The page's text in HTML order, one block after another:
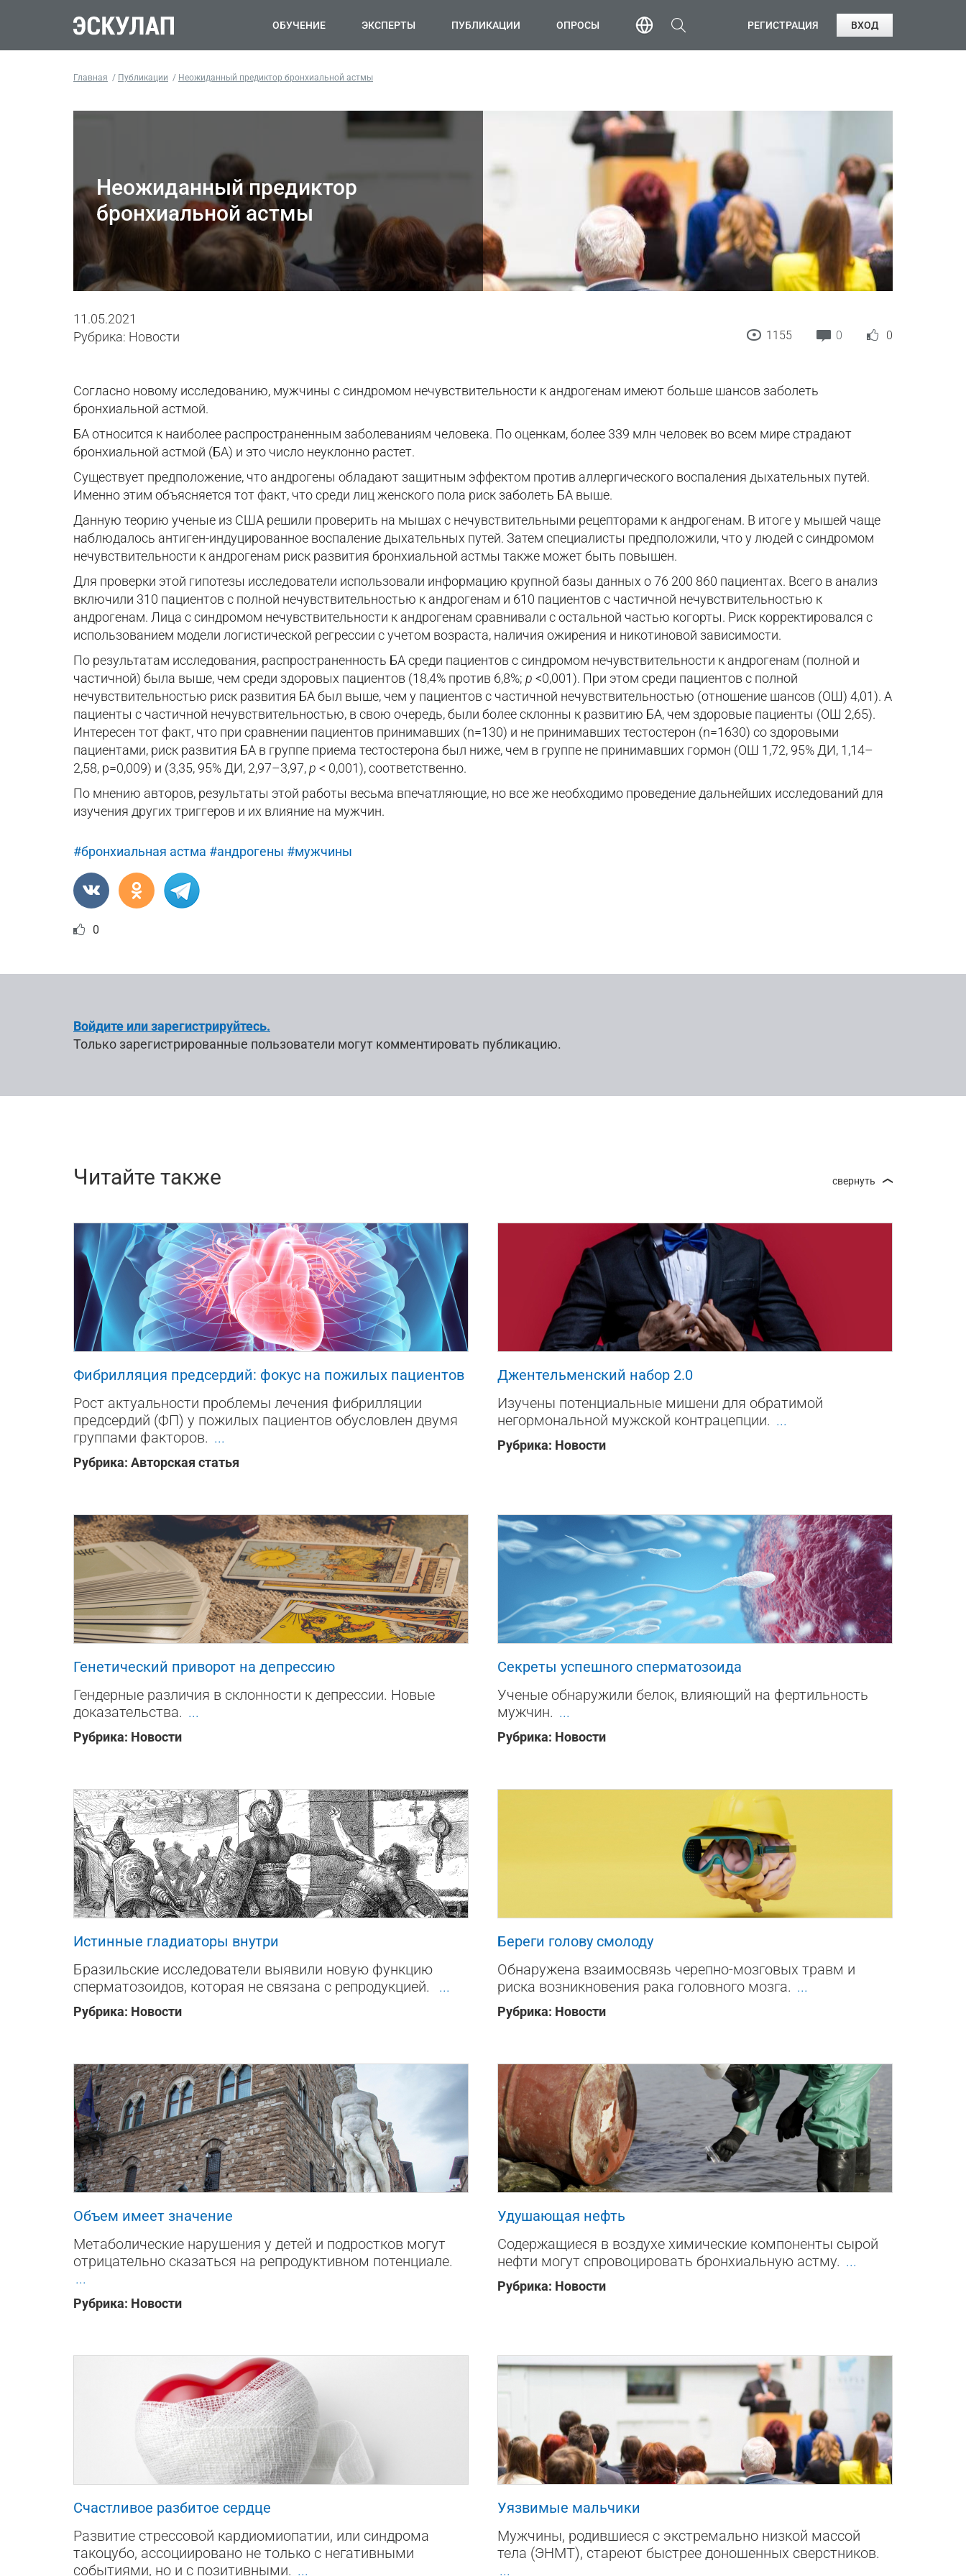
ОБУЧЕНИЕ ЭКСПЕРТЫ ПУБЛИКАЦИИ ОПРОСЫ РЕГИСТРАЦИЯ ВХОД
Главная Публикации Неожиданный предиктор бронхиальной астмы
Неожиданный предиктор
бронхиальной астмы
11.05.2021
Рубрика: Новости
1155 0 0
Согласно новому исследованию, мужчины с синдромом нечувствительности к андрогенам имеют больше шансов заболеть
бронхиальной астмой.
БА относится к наиболее распространенным заболеваниям человека. По оценкам, более 339 млн человек во всем мире страдают
бронхиальной астмой (БА) и это число неуклонно растет.
Существует предположение, что андрогены обладают защитным эффектом против аллергического воспаления дыхательных путей.
Именно этим объясняется тот факт, что среди лиц женского пола риск заболеть БА выше.
Данную теорию ученые из США решили проверить на мышах с нечувствительными рецепторами к андрогенам. В итоге у мышей чаще
наблюдалось антиген-индуцированное воспаление дыхательных путей. Затем специалисты предположили, что у людей c синдромом
нечувствительности к андрогенам риск развития бронхиальной астмы также может быть повышен.
Для проверки этой гипотезы исследователи использовали информацию крупной базы данных о 76 200 860 пациентах. Всего в анализ
включили 310 пациентов с полной нечувствительностью к андрогенам и 610 пациентов с частичной нечувствительностью к
андрогенам. Лица с синдромом нечувствительности к андрогенам сравнивали с остальной частью когорты. Риск корректировался с
использованием модели логистической регрессии с учетом возраста, наличия ожирения и никотиновой зависимости.
По результатам исследования, распространенность БА среди пациентов с синдромом нечувствительности к андрогенам (полной и
частичной) была выше, чем среди здоровых пациентов (18,4% против 6,8%; р <0,001). При этом среди пациентов с полной
нечувствительностью риск развития БА был выше, чем у пациентов с частичной нечувствительностью (отношение шансов (ОШ) 4,01). А
пациенты с частичной нечувствительностью, в свою очередь, были более склонны к развитию БА, чем здоровые пациенты (ОШ 2,65).
Интересен тот факт, что при сравнении пациентов принимавших (n=130) и не принимавших тестостерон (n=1630) со здоровыми
пациентами, риск развития БА в группе приема тестостерона был ниже, чем в группе не принимавших гормон (ОШ 1,72, 95% ДИ, 1,14–
2,58, p=0,009) и (3,35, 95% ДИ, 2,97–3,97,р < 0,001), соответственно.
По мнению авторов, результаты этой работы весьма впечатляющие, но все же необходимо проведение дальнейших исследований для
изучения других триггеров и их влияние на мужчин.
#бронхиальная астма #андрогены #мужчины
0
Войдите или зарегистрируйтесь.
Только зарегистрированные пользователи могут комментировать публикацию.
Читайте также
51883 5 11
Фибрилляция предсердий: фокус на пожилых пациентов
Рост актуальности проблемы лечения фибрилляции
предсердий (ФП) у пожилых пациентов обусловлен двумя
группами факторов. ...
Рубрика: Авторская статья
0 0
Джентельменский набор 2.0
Изучены потенциальные мишени для обратимой
негормональной мужской контрацепции. ...
Рубрика: Новости
173 0 0
Генетический приворот на депрессию
Гендерные различия в склонности к депрессии. Новые
доказательства. ...
Рубрика: Новости
176 0
Секреты успешного сперматозоида
Ученые обнаружили белок, влияющий на фертильность
мужчин. ...
Рубрика: Новости
669 0 0
Истинные гладиаторы внутри
Бразильские исследователи выявили новую функцию
сперматозоидов, которая не связана с репродукцией.
...
Рубрика: Новости
Береги голову смолоду
Обнаружена взаимосвязь черепно-мозговых травм и
риска возникновения рака головного мозга. ...
Рубрика: Новости
761 0 0
Объем имеет значение
Метаболические нарушения у детей и подростков могут
отрицательно сказаться на репродуктивном потенциале.
...
Рубрика: Новости
568 0 0
Удушающая нефть
Содержащиеся в воздухе химические компоненты сырой
нефти могут спровоцировать бронхиальную астму. ...
Рубрика: Новости
0 1
Счастливое разбитое сердце
Развитие стрессовой кардиомиопатии, или синдрома
такоцубо, ассоциировано не только с негативными
событиями, но и с позитивными. ...
1483 0 0
Уязвимые мальчики
Мужчины, родившиеся с экстремально низкой массой
тела (ЭНМТ), стареют быстрее доношенных сверстников.
...